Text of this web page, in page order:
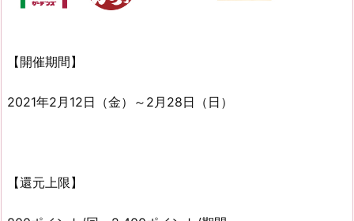
【開催期間】
2021年2月12日（金）～2月28日（日）
【還元上限】